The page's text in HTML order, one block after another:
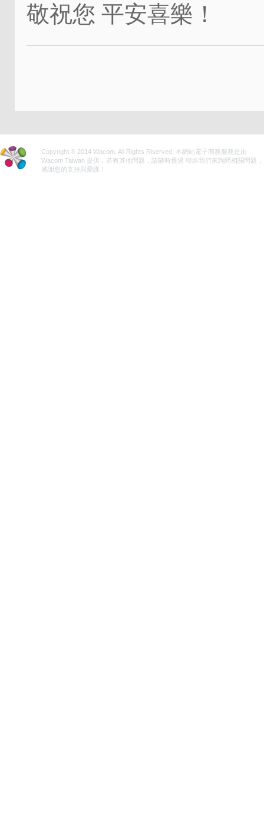
敬祝您 平安喜樂！
Copyright ® 2014 Wacom. All Rights Riserved. 本網站電子商務服務是由
Wacom Taiwan 提供，若有其他問題，請隨時透過
聯絡我們 來詢問相關問題，
感謝您的支持與愛護！